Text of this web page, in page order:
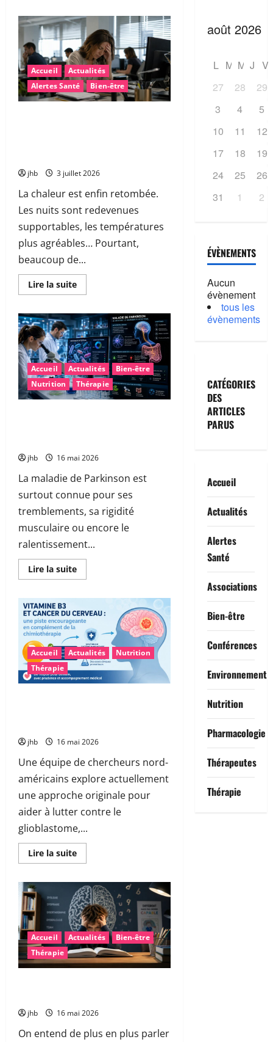
Accueil
Actualités
Alertes Santé
Bien-être
jhb 3 juillet 2026
La chaleur est enfin retombée.
Les nuits sont redevenues
supportables, les températures
plus agréables… Pourtant,
beaucoup de...
Lire la suiteEn
savoir
Fatigue
après
la
canicule
:
pourquoi
sommes-
nous
encore
épuisés…
?
Accueil Actualités
Bien-être
Nutrition
Thérapie
jhb 16 mai 2026
La maladie de Parkinson est
surtout connue pour ses
tremblements, sa rigidité
musculaire ou encore le
ralentissement...
Lire la suiteEn
savoir
de
Parkinson
et
si
le
microbiote
intestinal
permettait
Accueil Actualités
Nutrition
Thérapie
jhb 16 mai 2026
Une équipe de chercheurs nord-
américains explore actuellement
une approche originale pour
aider à lutter contre le
glioblastome,...
Lire la suiteEn
savoir
Vitamine
B3
et
glioblastome
:
une
piste
encourageante
pour
accompagner
la
Accueil Actualités
Bien-être
Thérapie
jhb 16 mai 2026
On entend de plus en plus parler
L M M J V
27
28
29
3
4
5
10
11
12
17
18
19
24
25
26
31
1 2
ÉVÈNEMENTS
Aucun
évènement
tous les
évènements
CATÉGORIES
DES
ARTICLES
PARUS
Accueil
Actualités
Alertes
Santé
Associations
Bien-être
Conférences
Environnement
Nutrition
Pharmacologie
Thérapeutes
Thérapie